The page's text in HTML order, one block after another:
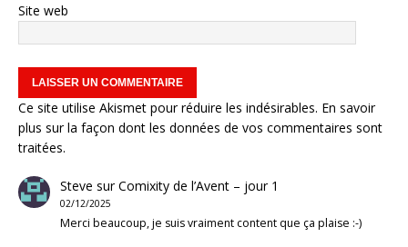
Site web
Ce site utilise Akismet pour réduire les indésirables. En savoir
plus sur la façon dont les données de vos commentaires sont
traitées.
Steve surComixity de l’Avent – jour 1
02/12/2025
Merci beaucoup, je suis vraiment content que ça plaise :-)